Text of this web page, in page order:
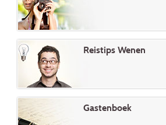
Reistips Wenen
Gastenboek